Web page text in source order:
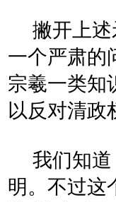
撇开上述
一个严肃的
宗羲一类知
以反对清政
我们知道
明。不过这